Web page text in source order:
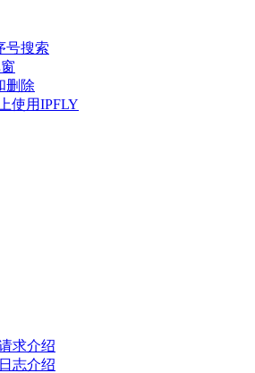
号搜索
删除
使用IPFLY
求介绍
志介绍